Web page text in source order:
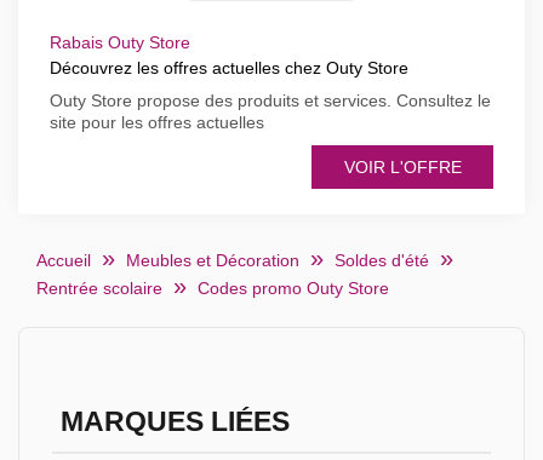
Rabais Outy Store
Découvrez les offres actuelles chez Outy Store
Outy Store propose des produits et services. Consultez le
site pour les offres actuelles
VOIR L'OFFRE
Accueil Meubles et Décoration
Soldes d'été
Rentrée scolaire
Codes promo Outy Store
MARQUES LIÉES